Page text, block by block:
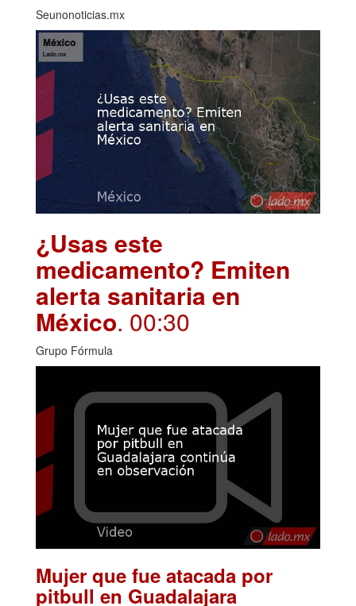
Seunonoticias.mx
¿Usas este
medicamento? Emiten
alerta sanitaria en
México. 00:30
Grupo Fórmula
Mujer que fue atacada por
pitbull en Guadalajara